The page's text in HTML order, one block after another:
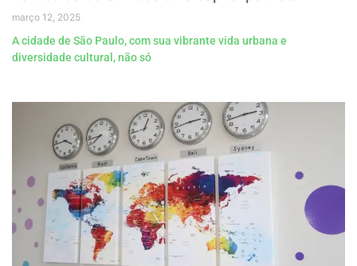
março 12, 2025
A cidade de São Paulo, com sua vibrante vida urbana e
diversidade cultural, não só